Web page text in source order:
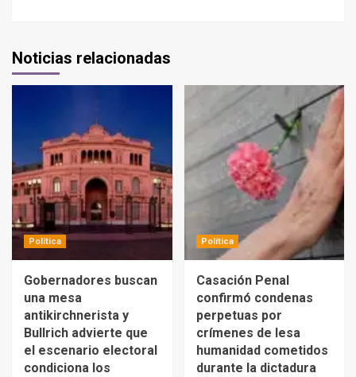
Noticias relacionadas
Política
Gobernadores buscan
una mesa
antikirchnerista y
Bullrich advierte que
el escenario electoral
condiciona los
Política
Casación Penal
confirmó condenas
perpetuas por
crímenes de lesa
humanidad cometidos
durante la dictadura